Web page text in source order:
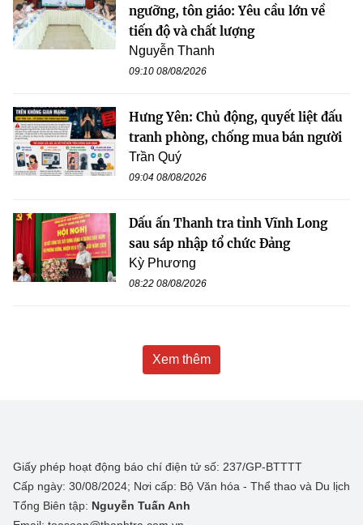
ngưỡng, tôn giáo: Yêu cầu lớn về
tiến độ và chất lượng
Nguyễn Thanh
09:10 08/08/2026
Hưng Yên: Chủ động, quyết liệt đấu
tranh phòng, chống mua bán người
Trần Quý
09:04 08/08/2026
Dấu ấn Thanh tra tỉnh Vĩnh Long
sau sáp nhập tổ chức Đảng
Kỳ Phương
08:22 08/08/2026
Xem thêm
Giấy phép hoạt động báo chí điện tử số: 237/GP-BTTTT
Cấp ngày: 30/08/2024; Nơi cấp: Bộ Văn hóa - Thể thao và Du lịch
Tổng Biên tập: Nguyễn Tuấn Anh